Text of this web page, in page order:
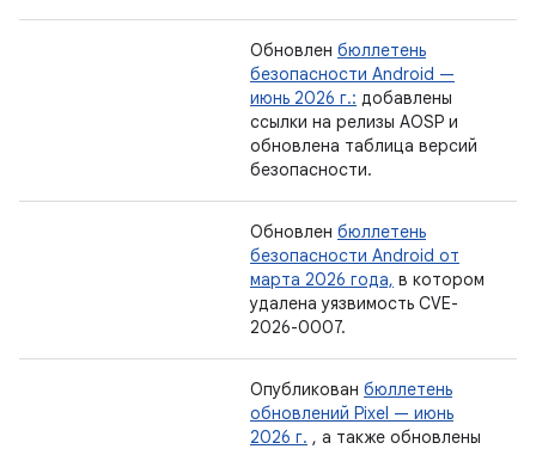
Обновлен бюллетень
безопасности Android —
июнь 2026 г.: добавлены
ссылки на релизы AOSP и
обновлена ​​таблица версий
безопасности.
Обновлен бюллетень
безопасности Android от
марта 2026 года, в котором
удалена уязвимость CVE-
2026-0007.
Опубликован бюллетень
обновлений Pixel — июнь
2026 г. , а также обновлены